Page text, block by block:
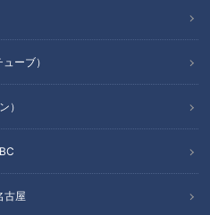
ーブ）
）
古屋
メント部門でCBCテレビの「歩
道・車道バラエティ 道との遭